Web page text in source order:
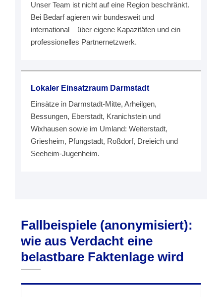
Unser Team ist nicht auf eine Region beschränkt.
Bei Bedarf agieren wir bundesweit und
international – über eigene Kapazitäten und ein
professionelles Partnernetzwerk.
Lokaler Einsatzraum Darmstadt
Einsätze in Darmstadt-Mitte, Arheilgen,
Bessungen, Eberstadt, Kranichstein und
Wixhausen sowie im Umland: Weiterstadt,
Griesheim, Pfungstadt, Roßdorf, Dreieich und
Seeheim-Jugenheim.
Fallbeispiele (anonymisiert):
wie aus Verdacht eine
belastbare Faktenlage wird